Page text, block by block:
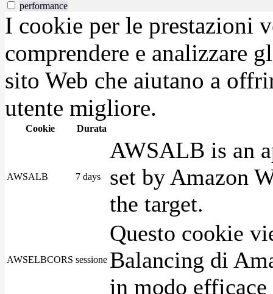
performance
I cookie per le prestazioni
comprendere e analizzare
sito Web che aiutano a
utente migliore.
Cookie Durata
AWSALB 7 days
AWSALB is an
set by Amazon
the target.
AWSELBCORS sessione
Questo cookie
Balancing di
in modo